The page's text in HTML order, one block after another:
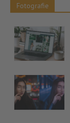
Fotografie